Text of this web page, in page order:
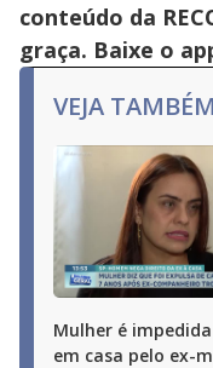
conteúdo da
graça. Baixe o
VEJA TAMBÉM
Mulher é
em casa pelo ex-